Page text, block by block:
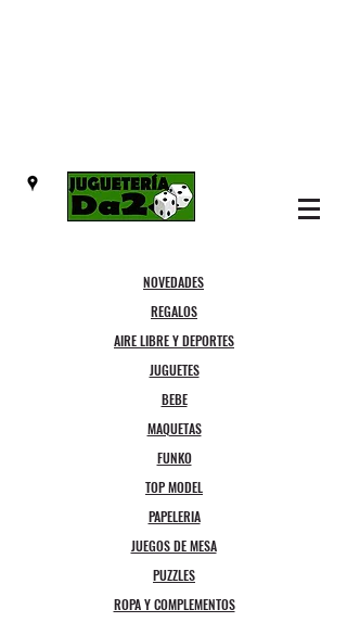
NOVEDADES
REGALOS
AIRE LIBRE Y DEPORTES
JUGUETES
BEBE
MAQUETAS
FUNKO
TOP MODEL
PAPELERIA
JUEGOS DE MESA
PUZZLES
ROPA Y COMPLEMENTOS